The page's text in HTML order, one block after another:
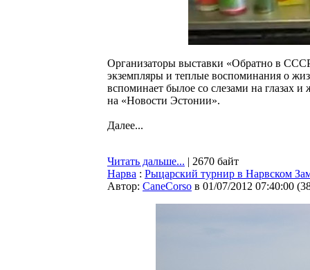
Организаторы выставки «Обратно в
экземпляры и теплые воспоминания о
вспоминает былое со слезами на глазах и
на «Новости Эстонии».
Далее...
Читать дальше... | 2670 байт
Нарва : Рыцарский турнир в Нарвском
Автор: CaneCorso в 01/07/2012 07:40:00 (